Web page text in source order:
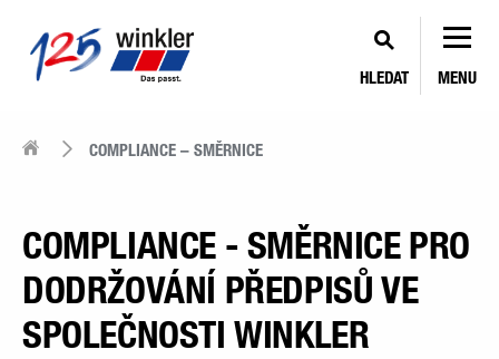
HLEDAT MENU
COMPLIANCE – SMĚRNICE
COMPLIANCE - SMĚRNICE PRO
DODRŽOVÁNÍ PŘEDPISŮ VE
SPOLEČNOSTI WINKLER